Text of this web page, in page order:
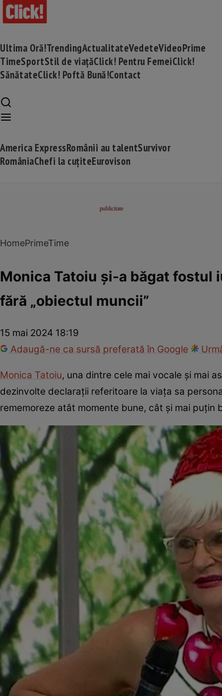
Ultima Oră!TrendingActualitateVedeteVideoPrime
TimeSportStil de viațăClick! Pentru FemeiClick!
SănătateClick! Poftă Bună!Contact
America ExpressRomânii au talentSurvivor
RomâniaChefi la cuțiteEurovison
HomePrimeTime
Monica Tatoiu și-a băgat fostul
fără „obiectul muncii”
15 mai 2024 18:19
Adaugă-ne ca sursă preferată în Google
Monica Tatoiu, una dintre cele mai vocale și mai
dezinvolte declarații referitoare la viața sa
rememoreze atât momente bune, cât și mai puțin